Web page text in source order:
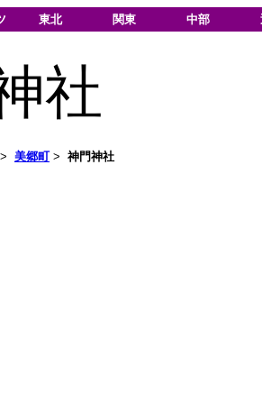
東北 関東 中部
社
美郷町> 神門神社